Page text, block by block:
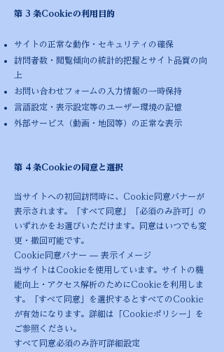
第 3 条Cookieの利用目的
サイトの正常な動作・セキュリティの確保
訪問者数・閲覧傾向の統計的把握とサイト品質の向
上
お問い合わせフォームの入力情報の一時保持
言語設定・表示設定等のユーザー環境の記憶
外部サービス（動画・地図等）の正常な表示
第 4 条Cookieの同意と選択
当サイトへの初回訪問時に、Cookie同意バナーが
表示されます。「すべて同意」「必須のみ許可」の
いずれかをお選びいただけます。同意はいつでも変
更・撤回可能です。
Cookie同意バナー — 表示イメージ
当サイトはCookieを使用しています。サイトの機
能向上・アクセス解析のためにCookieを利用しま
す。「すべて同意」を選択するとすべてのCookie
が有効になります。詳細は「Cookieポリシー」を
ご参照ください。
すべて同意必須のみ許可詳細設定